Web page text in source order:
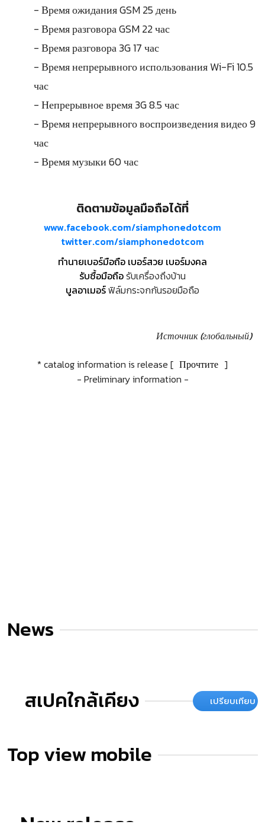
- Время ожидания GSM 25 день
- Время разговора GSM 22 час
- Время разговора 3G 17 час
- Время непрерывного использования Wi-Fi 10.5
час
- Непрерывное время 3G 8.5 час
- Время непрерывного воспроизведения видео 9
час
- Время музыки 60 час
ติดตามข้อมูลมือถือได้ที่
www.facebook.com/siamphonedotcom
twitter.com/siamphonedotcom
ทำนายเบอร์มือถือ เบอร์สวย เบอร์มงคล
รับซื้อมือถือรับเครื่องถึงบ้าน
บูลอาเมอร์ฟิล์มกระจกกันรอยมือถือ
Источник (глобальный)
* catalog information is release [ Прочтите ]
- Preliminary information -
News
สเปคใกล้เคียง เปรียบเทียบ
Top view mobile